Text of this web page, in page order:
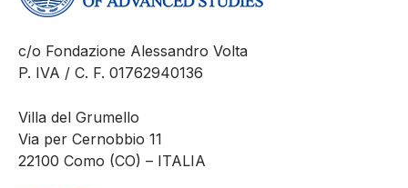
c/o Fondazione Alessandro Volta
P. IVA / C. F. 01762940136
Villa del Grumello
Via per Cernobbio 11
22100 Como (CO) – ITALIA